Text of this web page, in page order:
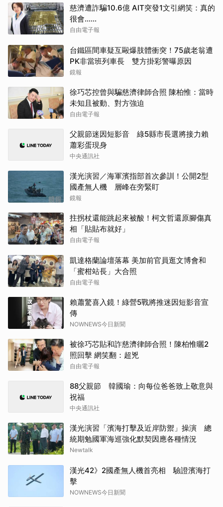
慈濟遭詐騙10.6億 AIT突發1文引網笑：真的
很會……
自由電子報
台鐵區間車疑互毆爆肢體衝突！75歲老翁遭
PK非當班列車長 雙方掛彩警曝原因
鏡報
徐巧芯控曾與騙慈濟律師合照 陳柏惟：當時
未知且被動、對方強迫
自由電子報
父親節迷因短影音 綠5縣市長選將接力賴
蕭彩蛋現身
中央通訊社
漢光演習／海軍濱指部首次參訓！公開2型
國產無人機 層峰在旁緊盯
鏡報
拄拐杖還能跳起來被酸！柯文哲還原腳傷真
相「貼貼布就好」
自由電子報
凱達格蘭論壇落幕 美加前官員逛文博會和
「蜜柑站長」大合照
自由電子報
賴蕭驚喜入鏡！綠營5戰將推迷因短影音宣
傳
NOWNEWS今日新聞
被徐巧芯貼和詐慈濟律師合照！陳柏惟曬2
照回擊 網笑翻：超兇
自由電子報
88父親節 韓國瑜：向每位爸爸致上敬意與
祝福
中央通訊社
漢光演習「濱海打擊及近岸防禦」操演 總
統期勉國軍海巡強化默契因應各種情況
Newtalk
漢光42》2國產無人機首亮相 驗證濱海打
擊
NOWNEWS今日新聞